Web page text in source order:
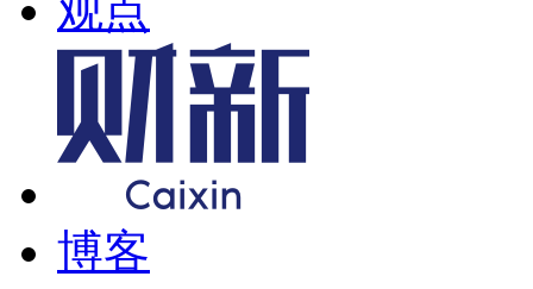
博客